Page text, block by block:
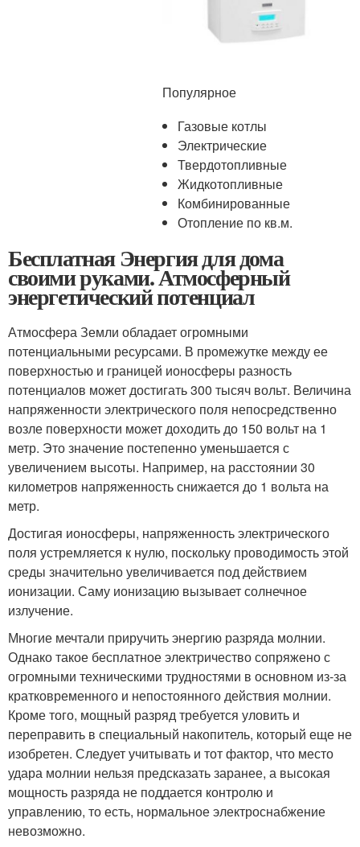
Популярное
Газовые котлы
Электрические
Твердотопливные
Жидкотопливные
Комбинированные
Отопление по кв.м.
Бесплатная Энергия для дома
своими руками. Атмосферный
энергетический потенциал
Атмосфера Земли обладает огромными
потенциальными ресурсами. В промежутке между ее
поверхностью и границей ионосферы разность
потенциалов может достигать 300 тысяч вольт. Величина
напряженности электрического поля непосредственно
возле поверхности может доходить до 150 вольт на 1
метр. Это значение постепенно уменьшается с
увеличением высоты. Например, на расстоянии 30
километров напряженность снижается до 1 вольта на
метр.
Достигая ионосферы, напряженность электрического
поля устремляется к нулю, поскольку проводимость этой
среды значительно увеличивается под действием
ионизации. Саму ионизацию вызывает солнечное
излучение.
Многие мечтали приручить энергию разряда молнии.
Однако такое бесплатное электричество сопряжено с
огромными техническими трудностями в основном из-за
кратковременного и непостоянного действия молнии.
Кроме того, мощный разряд требуется уловить и
переправить в специальный накопитель, который еще не
изобретен. Следует учитывать и тот фактор, что место
удара молнии нельзя предсказать заранее, а высокая
мощность разряда не поддается контролю и
управлению, то есть, нормальное электроснабжение
невозможно.